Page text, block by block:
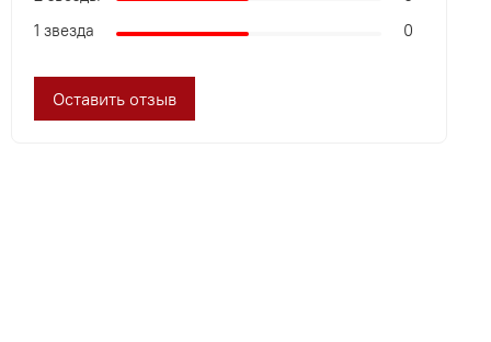
1 звезда
0
Оставить отзыв